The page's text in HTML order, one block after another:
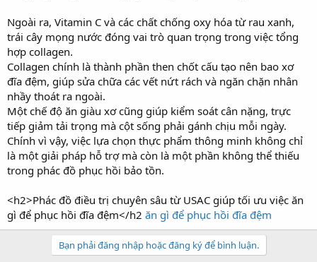
Ngoài ra, Vitamin C và các chất chống oxy hóa từ rau xanh,
trái cây mọng nước đóng vai trò quan trọng trong việc tổng
hợp collagen.
Collagen chính là thành phần then chốt cấu tạo nên bao xơ
đĩa đệm, giúp sửa chữa các vết nứt rách và ngăn chặn nhân
nhầy thoát ra ngoài.
Một chế độ ăn giàu xơ cũng giúp kiểm soát cân nặng, trực
tiếp giảm tải trọng mà cột sống phải gánh chịu mỗi ngày.
Chính vì vậy, việc lựa chọn thực phẩm thông minh không chỉ
là một giải pháp hỗ trợ mà còn là một phần không thể thiếu
trong phác đồ phục hồi bảo tồn.
<h2>Phác đồ điều trị chuyên sâu từ USAC giúp tối ưu việc ăn
gì để phục hồi đĩa đệm</h2 ăn gì để phục hồi đĩa đệm
Bạn phải đăng nhập hoặc đăng ký để bình luận.